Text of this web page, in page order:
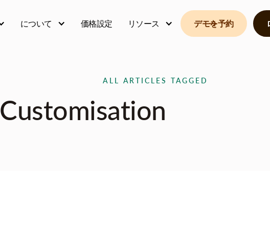
について 価格設定 リソース デモを予約
ALL ARTICLES TAGGED
Customisation